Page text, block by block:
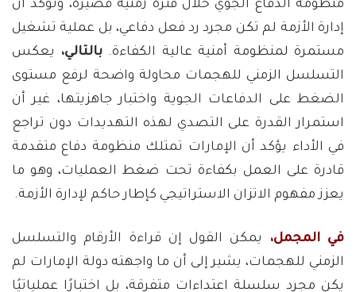
منظومة الدفاع الجوي خلال فترة زمنية قصيرة، وتؤكد أن
إدارة الأزمة لم تكن مجرد رد فعل دفاعي، بل عملية تشغيل
مستمرة لمنظومة أمنية عالية الكفاءة.بالتالي، يعكس
التسلسل الزمني للهجمات محاولة واضحة لرفع مستوى
الضغط على الدفاعات الجوية واختبار جاهزيتها، غير أن
استمرار القدرة على التصدي لهذه التهديدات دون تراجع
في الأداء يؤكد أن الإمارات تمتلك منظومة دفاع متقدمة
قادرة على العمل بكفاءة تحت ضغط العمليات، وهو ما
يعزز مفهوم الاتزان الاستراتيجي كإطار حاكم لإدارة الأزمة.
في المجمل،
يمكن القول إن قراءة الأرقام والتسلسل
الزمني للهجمات، يشير إلى أن ما واجهته دولة الإمارات لم
يكن مجرد سلسلة اعتداءات متفرقة، بل اختبارًا عملياتيًا